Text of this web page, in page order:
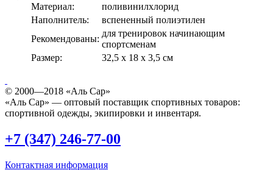
Материал:
поливинилхлорид
Наполнитель:
вспененный полиэтилен
Рекомендованы:
для тренировок начинающим
спортсменам
Размер:
32,5 х 18 х 3,5 см
© 2000—2018 «Аль Сар»
«Аль Сар» — оптовый поставщик спортивных товаров:
спортивной одежды, экипировки и инвентаря.
+7 (347) 246-77-00
Контактная информация